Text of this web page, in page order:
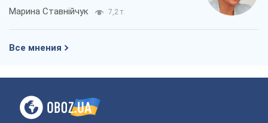
Марина Ставнійчук 7,2 т.
Все мнения